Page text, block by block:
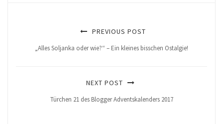
PREVIOUS POST
„Alles Soljanka oder wie?“ – Ein kleines bisschen Ostalgie!
NEXT POST
Türchen 21 des Blogger Adventskalenders 2017